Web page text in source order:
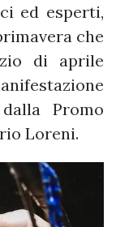
ed esperti,
che
di aprile
Promo
Loreni.